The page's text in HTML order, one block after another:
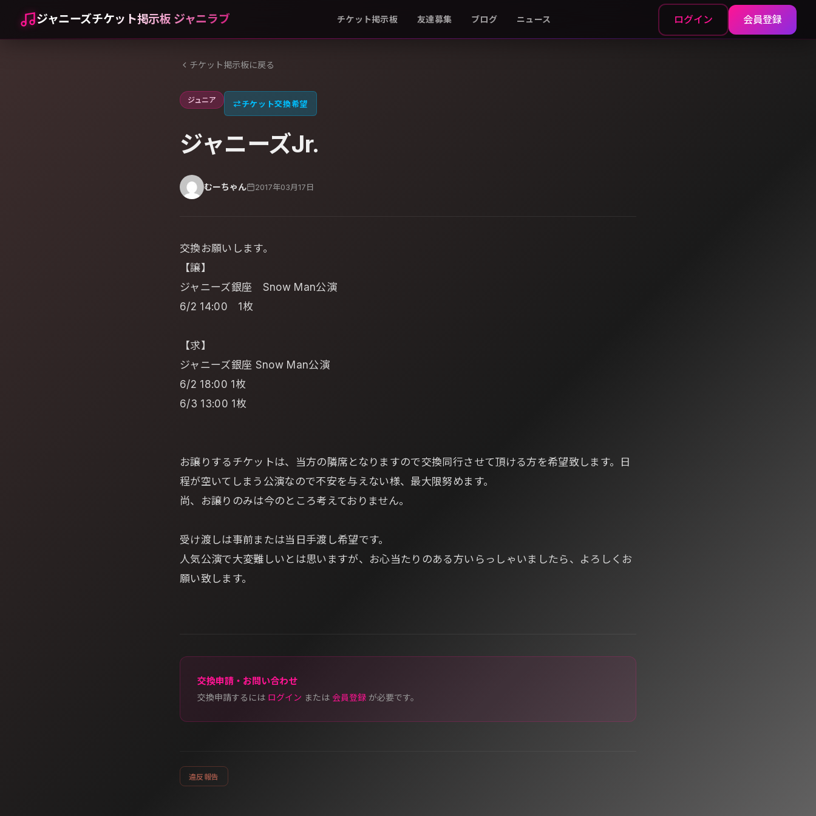
ジャニーズチケット掲示板 ジャニラブ チケット掲示板 友達募集 ブログ ニュース ログイン 会員登録
チケット掲示板に戻る
ジュニア ⇄チケット交換希望
ジャニーズJr.
むーちゃん 2017年03月17日
交換お願いします。
【譲】
ジャニーズ銀座 Snow Man公演
6/2 14:00 1枚
【求】
ジャニーズ銀座 Snow Man公演
6/2 18:00 1枚
6/3 13:00 1枚
お譲りするチケットは、当方の隣席となりますので交換同行させて頂ける方を希望致します。日
程が空いてしまう公演なので不安を与えない様、最大限努めます。
尚、お譲りのみは今のところ考えておりません。
受け渡しは事前または当日手渡し希望です。
人気公演で大変難しいとは思いますが、お心当たりのある方いらっしゃいましたら、よろしくお
願い致します。
交換申請・お問い合わせ
交換申請するには ログイン または 会員登録 が必要です。
違反報告